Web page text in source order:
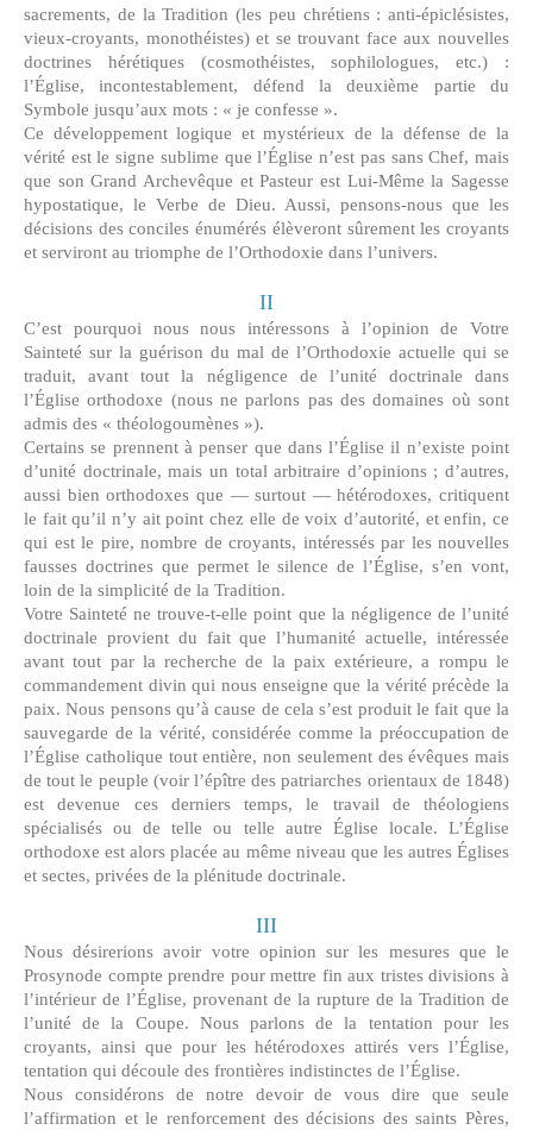
sacrements, de la Tradition (les peu chrétiens : anti-épiclésistes,
vieux-croyants, monothéistes) et se trouvant face aux nouvelles
doctrines hérétiques (cosmothéistes, sophilologues, etc.) :
l’Église, incontestablement, défend la deuxième partie du
Symbole jusqu’aux mots : « je confesse ».
Ce développement logique et mystérieux de la défense de la
vérité est le signe sublime que l’Église n’est pas sans Chef, mais
que son Grand Archevêque et Pasteur est Lui-Même la Sagesse
hypostatique, le Verbe de Dieu. Aussi, pensons-nous que les
décisions des conciles énumérés élèveront sûrement les croyants
et serviront au triomphe de l’Orthodoxie dans l’univers.
II
C’est pourquoi nous nous intéressons à l’opinion de Votre
Sainteté sur la guérison du mal de l’Orthodoxie actuelle qui se
traduit, avant tout la négligence de l’unité doctrinale dans
l’Église orthodoxe (nous ne parlons pas des domaines où sont
admis des « théologoumènes »).
Certains se prennent à penser que dans l’Église il n’existe point
d’unité doctrinale, mais un total arbitraire d’opinions ; d’autres,
aussi bien orthodoxes que — surtout — hétérodoxes, critiquent
le fait qu’il n’y ait point chez elle de voix d’autorité, et enfin, ce
qui est le pire, nombre de croyants, intéressés par les nouvelles
fausses doctrines que permet le silence de l’Église, s’en vont,
loin de la simplicité de la Tradition.
Votre Sainteté ne trouve-t-elle point que la négligence de l’unité
doctrinale provient du fait que l’humanité actuelle, intéressée
avant tout par la recherche de la paix extérieure, a rompu le
commandement divin qui nous enseigne que la vérité précède la
paix. Nous pensons qu’à cause de cela s’est produit le fait que la
sauvegarde de la vérité, considérée comme la préoccupation de
l’Église catholique tout entière, non seulement des évêques mais
de tout le peuple (voir l’épître des patriarches orientaux de 1848)
est devenue ces derniers temps, le travail de théologiens
spécialisés ou de telle ou telle autre Église locale. L’Église
orthodoxe est alors placée au même niveau que les autres Églises
et sectes, privées de la plénitude doctrinale.
III
Nous désirerions avoir votre opinion sur les mesures que le
Prosynode compte prendre pour mettre fin aux tristes divisions à
l’intérieur de l’Église, provenant de la rupture de la Tradition de
l’unité de la Coupe. Nous parlons de la tentation pour les
croyants, ainsi que pour les hétérodoxes attirés vers l’Église,
tentation qui découle des frontières indistinctes de l’Église.
Nous considérons de notre devoir de vous dire que seule
l’affirmation et le renforcement des décisions des saints Pères,